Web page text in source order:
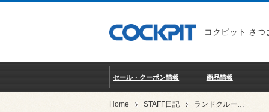
コクピット さつ
セール・クーポン情報 商品情報
Home STAFF日記 ランドクルーザー ホーン交換